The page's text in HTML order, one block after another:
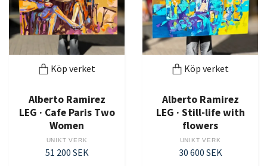
Köp verket
Alberto Ramirez
LEG · Cafe Paris Two
Women
UNIKT VERK
51 200 SEK
Köp verket
Alberto Ramirez
LEG · Still-life with
flowers
UNIKT VERK
30 600 SEK